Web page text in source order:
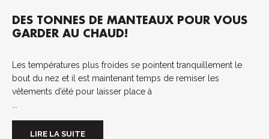
DES TONNES DE MANTEAUX POUR VOUS
GARDER AU CHAUD!
Les températures plus froides se pointent tranquillement le
bout du nez et il est maintenant temps de remiser les
vêtements d’été pour laisser place à
LIRE LA SUITE